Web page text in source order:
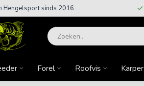
Hengelsport sinds 2016
Forel Roofvis Karper